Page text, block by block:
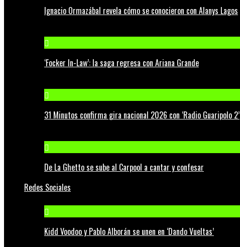
Ignacio Ormazábal revela cómo se conocieron con Alanys Lagos
‘Focker In-Law’: la saga regresa con Ariana Grande
31 Minutos confirma gira nacional 2026 con ‘Radio Guaripolo 2’
De La Ghetto se sube al Carpool a cantar y confesar
Redes Sociales
Kidd Voodoo y Pablo Alborán se unen en ‘Dando Vueltas’